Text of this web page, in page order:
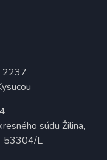
2237
súdu Žilina,
53304/L